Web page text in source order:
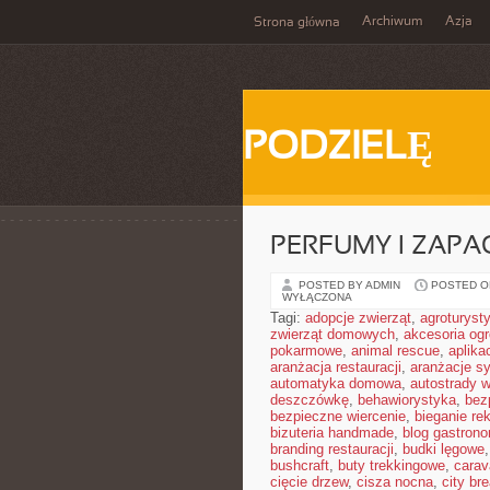
Strona główna Archiwum Azja
PODZIELĘ
PERFUMY I
POSTED BY ADMIN POSTED
WYŁĄCZONA
Tagi: adopcje zwierząt,
zwierząt domowych, akcesoria
pokarmowe, animal rescue,
aranżacja restauracji, aranżacje
automatyka domowa, autostrady
deszczówkę, behawiorystyka,
bezpieczne wiercenie, bieganie
bizuteria handmade, blog
branding restauracji, budki lęgowe,
bushcraft, buty trekkingowe,
cięcie drzew, cisza nocna, city